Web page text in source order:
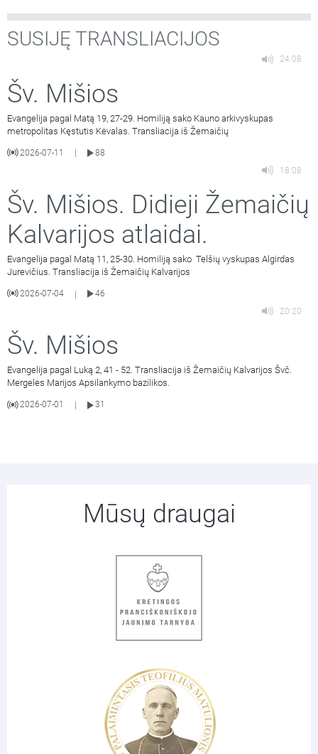
SUSIJĘ TRANSLIACIJOS
24:08
Šv. Mišios
Evangelija pagal Matą 19, 27-29. Homiliją sako Kauno arkivyskupas
metropolitas Kęstutis Kėvalas. Transliacija iš Žemaičių
2026-07-11
88
18:08
Šv. Mišios. Didieji Žemaičių
Kalvarijos atlaidai.
Evangelija pagal Matą 11, 25-30. Homiliją sako Telšių vyskupas Algirdas
Jurevičius. Transliacija iš Žemaičių Kalvarijos
2026-07-04 |
46
20:20
Šv. Mišios
Evangelija pagal Luką 2, 41 - 52. Transliacija iš Žemaičių Kalvarijos Švč.
Mergelės Marijos Apsilankymo bazilikos.
2026-07-01 31
Mūsų draugai